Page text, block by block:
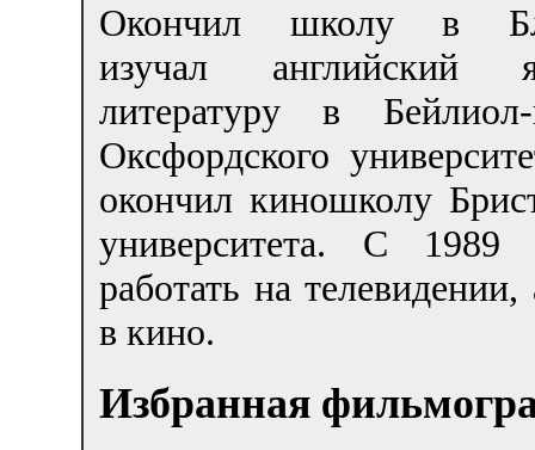
Окончил школу в
изучал
литературу в Бейлиол-
Оксфордского
окончил киношколу
университета. С 1989
работать на
в кино.
Избранная